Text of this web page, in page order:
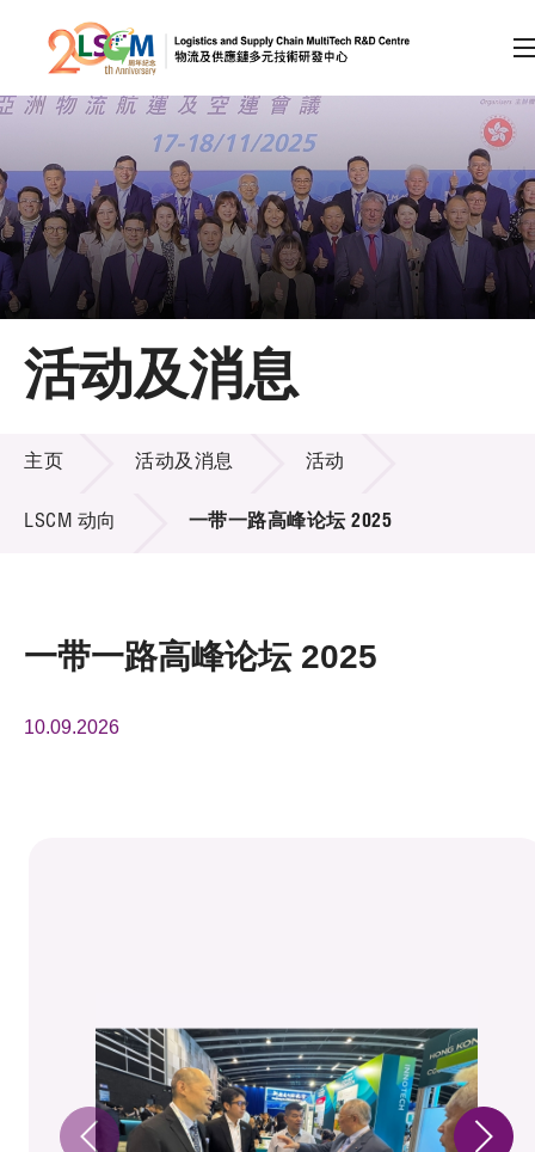
跳到内容（按回车键）
会员登录
A A EN 繁 简
主页
关于LSCM
技术商品化
项目及资助计划
活动及消息
活动及消息
活动及消息
主页 活动及消息 活动
LSCM 动向 一带一路高峰论坛 2025
一带一路高峰论坛 2025
10.09.2026